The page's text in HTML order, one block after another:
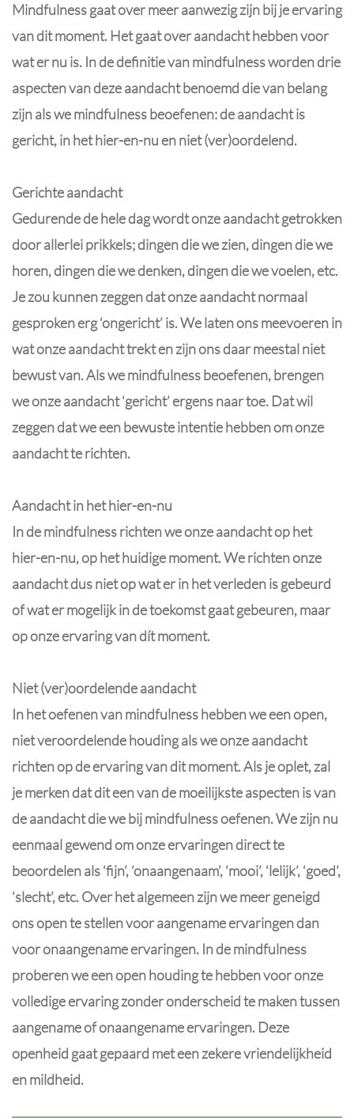
Mindfulness gaat over meer aanwezig zijn bij je ervaring
van dit moment. Het gaat over aandacht hebben voor
wat er nu is. In de definitie van mindfulness worden drie
aspecten van deze aandacht benoemd die van belang
zijn als we mindfulness beoefenen: de aandacht is
gericht, in het hier-en-nu en niet (ver)oordelend.
Gerichte aandacht
Gedurende de hele dag wordt onze aandacht getrokken
door allerlei prikkels; dingen die we zien, dingen die we
horen, dingen die we denken, dingen die we voelen, etc.
Je zou kunnen zeggen dat onze aandacht normaal
gesproken erg ‘ongericht’ is. We laten ons meevoeren in
wat onze aandacht trekt en zijn ons daar meestal niet
bewust van. Als we mindfulness beoefenen, brengen
we onze aandacht ‘gericht’ ergens naar toe. Dat wil
zeggen dat we een bewuste intentie hebben om onze
aandacht te richten.
Aandacht in het hier-en-nu
In de mindfulness richten we onze aandacht op het
hier-en-nu, op het huidige moment. We richten onze
aandacht dus niet op wat er in het verleden is gebeurd
of wat er mogelijk in de toekomst gaat gebeuren, maar
op onze ervaring van dít moment.
Niet (ver)oordelende aandacht
In het oefenen van mindfulness hebben we een open,
niet veroordelende houding als we onze aandacht
richten op de ervaring van dit moment. Als je oplet, zal
je merken dat dit een van de moeilijkste aspecten is van
de aandacht die we bij mindfulness oefenen. We zijn nu
eenmaal gewend om onze ervaringen direct te
beoordelen als ‘fijn’, ‘onaangenaam’, ‘mooi’, ‘lelijk’, ‘goed’,
‘slecht’, etc. Over het algemeen zijn we meer geneigd
ons open te stellen voor aangename ervaringen dan
voor onaangename ervaringen. In de mindfulness
proberen we een open houding te hebben voor onze
volledige ervaring zonder onderscheid te maken tussen
aangename of onaangename ervaringen. Deze
openheid gaat gepaard met een zekere vriendelijkheid
en mildheid.